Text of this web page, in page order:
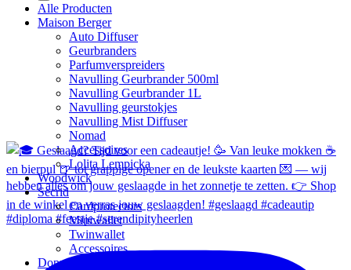
Alle Producten
Maison Berger
Auto Diffuser
Geurbranders
Parfumverspreiders
Navulling Geurbrander 500ml
Navulling Geurbrander 1L
Navulling geurstokjes
Navulling Mist Diffuser
Nomad
Accessoires
Lolita Lempicka
Woodwick
Secrid
Cardprotectors
Miniwallet
Twinwallet
Accessoires
Dopper